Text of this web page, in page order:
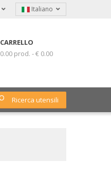
Italiano
CARRELLO
0.00 prod. - € 0.00
Ricerca utensili